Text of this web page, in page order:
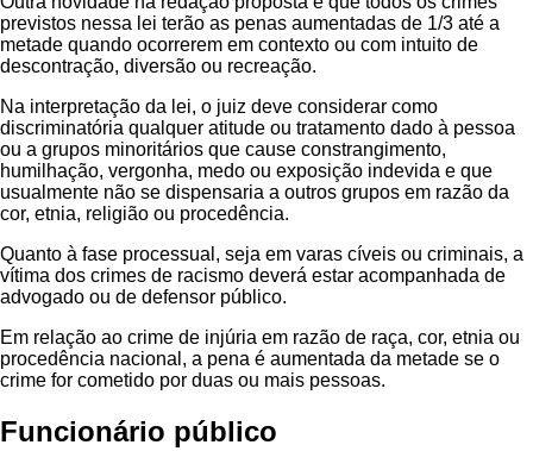
previstos nessa lei terão as penas aumentadas de 1/3 até a
metade quando ocorrerem em contexto ou com intuito de
descontração, diversão ou recreação.
Na interpretação da lei, o juiz deve considerar como
discriminatória qualquer atitude ou tratamento dado à pessoa
ou a grupos minoritários que cause constrangimento,
humilhação, vergonha, medo ou exposição indevida e que
usualmente não se dispensaria a outros grupos em razão da
cor, etnia, religião ou procedência.
Quanto à fase processual, seja em varas cíveis ou criminais, a
vítima dos crimes de racismo deverá estar acompanhada de
advogado ou de defensor público.
Em relação ao crime de injúria em razão de raça, cor, etnia ou
procedência nacional, a pena é aumentada da metade se o
crime for cometido por duas ou mais pessoas.
Funcionário público